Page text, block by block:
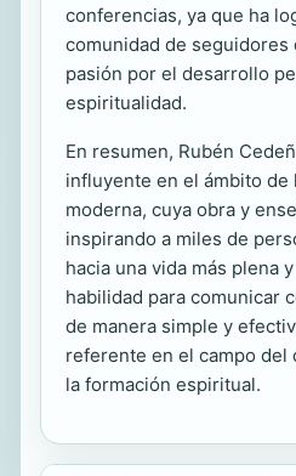
conferencias, ya que ha
comunidad de seguidores
pasión por el desarrollo
espiritualidad.
En resumen, Rubén
influyente en el ámbito de
moderna, cuya obra y
inspirando a miles de
hacia una vida más plena
habilidad para comunicar
de manera simple y
referente en el campo del
la formación espiritual.